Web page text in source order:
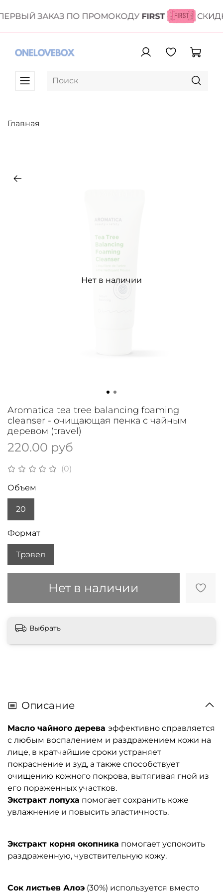
ЗАКАЗ ПО ПРОМОКОДУFIRST
Главная
Нет в наличии
(0)
Aromatica tea tree balancing foaming
cleanser - очищающая пенка с чайным
деревом (travel)
220.00 руб
Нет в наличии
Объем
20
Формат
Трэвел
Выбрать
Описание
Масло чайного дерева эффективно справляется
с любым воспалением и раздражением кожи на
лице, в кратчайшие сроки устраняет
покраснение и зуд, а также способствует
очищению кожного покрова, вытягивая гной из
его пораженных участков.
Экстракт лопуха помогает сохранить коже
увлажнение и повысить эластичность.
Экстракт корня окопника помогает успокоить
раздраженную, чувствительную кожу.
Сок листьев Алоэ (30%) используется вместо